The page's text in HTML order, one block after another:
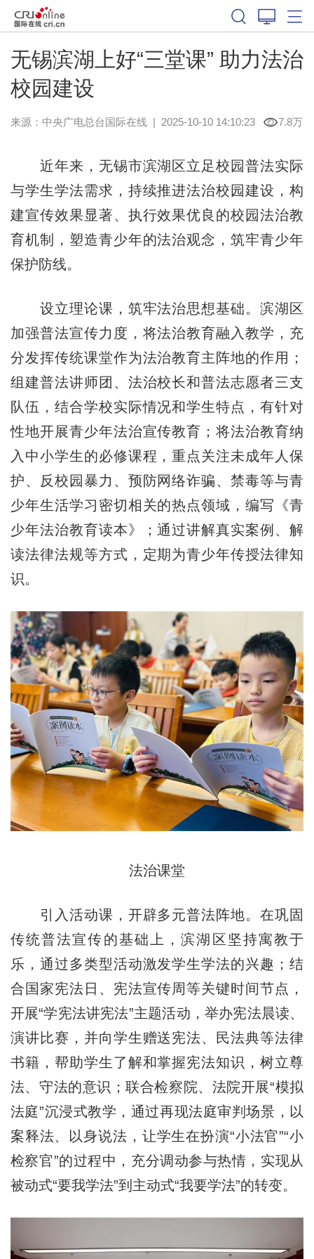
无锡滨湖上好“三堂课” 助力法治
校园建设
来源：中央广电总台国际在线| 2025-10-10 14:10:23 7.8万
近年来，无锡市滨湖区立足校园普法实际
与学生学法需求，持续推进法治校园建设，构
建宣传效果显著、执行效果优良的校园法治教
育机制，塑造青少年的法治观念，筑牢青少年
保护防线。
设立理论课，筑牢法治思想基础。滨湖区
加强普法宣传力度，将法治教育融入教学，充
分发挥传统课堂作为法治教育主阵地的作用；
组建普法讲师团、法治校长和普法志愿者三支
队伍，结合学校实际情况和学生特点，有针对
性地开展青少年法治宣传教育；将法治教育纳
入中小学生的必修课程，重点关注未成年人保
护、反校园暴力、预防网络诈骗、禁毒等与青
少年生活学习密切相关的热点领域，编写《青
少年法治教育读本》；通过讲解真实案例、解
读法律法规等方式，定期为青少年传授法律知
识。
法治课堂
引入活动课，开辟多元普法阵地。在巩固
传统普法宣传的基础上，滨湖区坚持寓教于
乐，通过多类型活动激发学生学法的兴趣；结
合国家宪法日、宪法宣传周等关键时间节点，
开展“学宪法讲宪法”主题活动，举办宪法晨读、
演讲比赛，并向学生赠送宪法、民法典等法律
书籍，帮助学生了解和掌握宪法知识，树立尊
法、守法的意识；联合检察院、法院开展“模拟
法庭”沉浸式教学，通过再现法庭审判场景，以
案释法、以身说法，让学生在扮演“小法官”“小
检察官”的过程中，充分调动参与热情，实现从
被动式“要我学法”到主动式“我要学法”的转变。